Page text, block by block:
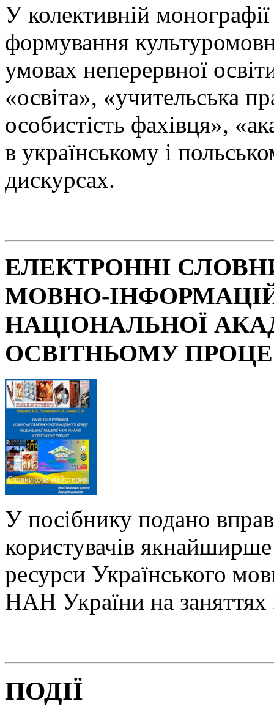
У колективній
формування
умовах неперервної
«освіта», «учительська
особистість фахівця»,
в українському і
дискурсах.
ЕЛЕКТРОННІ
МОВНО-
НАЦІОНАЛЬНОЇ
ОСВІТНЬОМУ
У посібнику подано
користувачів
ресурси Українського
НАН України на заняттях
ПОДІЇ